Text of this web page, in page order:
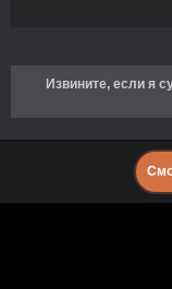
Извините, если я